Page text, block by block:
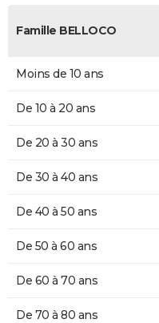
Famille BELLOCO
Moins de 10 ans
De 10 à 20 ans
De 20 à 30 ans
De 30 à 40 ans
De 40 à 50 ans
De 50 à 60 ans
De 60 à 70 ans
De 70 à 80 ans